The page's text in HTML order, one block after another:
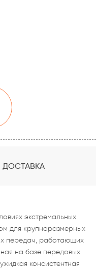
ДОСТАВКА
экстремальных
для крупноразмерных
передач, работающих
на базе передовых
консистентная